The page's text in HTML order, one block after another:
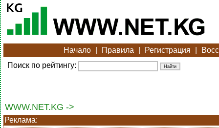
Начало Правила Регистрация
Поиск по рейтингу:
WWW.NET.KG ->
Реклама: